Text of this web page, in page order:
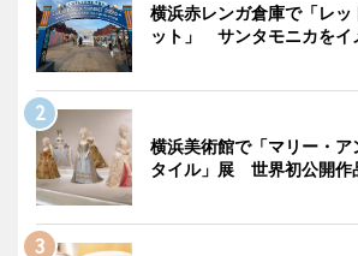
横浜赤レンガ倉庫で「レッ
ット」 サンタモニカを
横浜美術館で「マリー・ア
タイル」展 世界初公開作